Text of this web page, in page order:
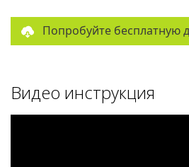
Попробуйте бесплатную
Видео инструкция